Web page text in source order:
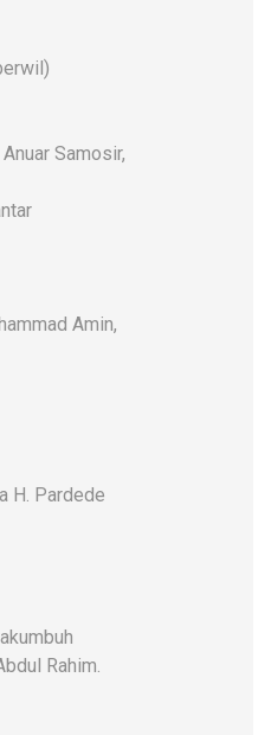
Samosir,
Amin,
H. Pardede
Rahim.